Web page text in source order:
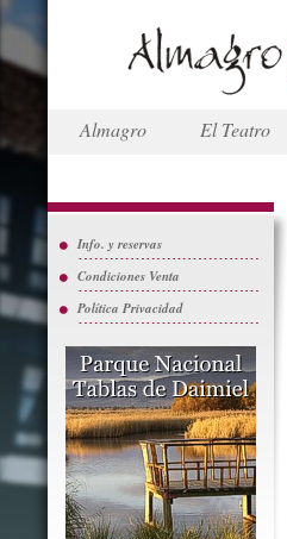
Almagro El Teatro
Info. y reservas
Condiciones Venta
Política Privacidad